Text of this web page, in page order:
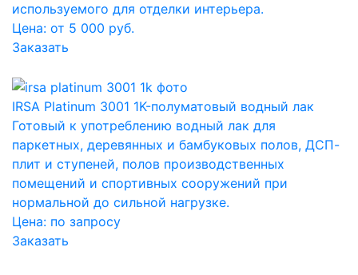
используемого для отделки интерьера.
Цена: от 5 000 руб.
Заказать
IRSA Platinum 3001 1K-полуматовый водный лак
Готовый к употреблению водный лак для
паркетных, деревянных и бамбуковых полов, ДСП-
плит и ступеней, полов производственных
помещений и спортивных сооружений при
нормальной до сильной нагрузке.
Цена: по запросу
Заказать